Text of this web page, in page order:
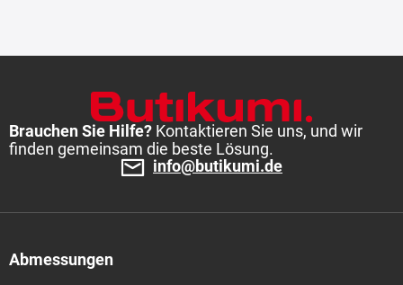
Brauchen Sie Hilfe? Kontaktieren Sie uns, und wir
finden gemeinsam die beste Lösung.
info@butikumi.de
Abmessungen